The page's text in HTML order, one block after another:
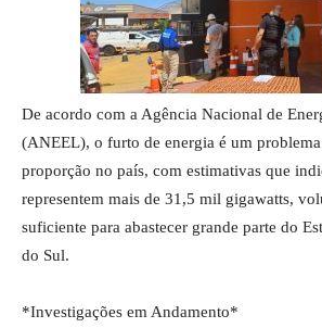
De acordo com a Agência Nacional de
(ANEEL), o furto de energia é um
proporção no país, com estimativas que
representem mais de 31,5 mil gigawatts,
suficiente para abastecer grande parte do
do Sul.
*Investigações em Andamento*